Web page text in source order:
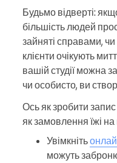
Будьмо відверті:
більшість людей
зайняті справами,
клієнти очікують
вашій студії можна
чи особисто, ви
Ось як зробити
як замовлення їжі на
Увімкніть
можуть